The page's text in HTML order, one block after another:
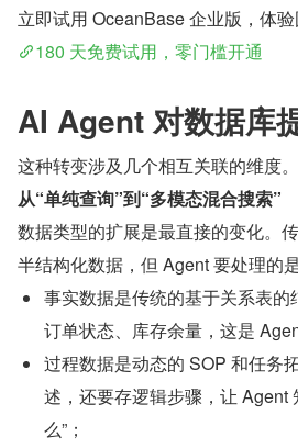
立即试用 OceanBase 企业版，体
180 天免费试用，零门槛开通
AI Agent 对数据库
这种转变涉及几个相互关联的维度。
从“单纯查询”到“多模态混合搜索”
数据类型的扩展是最直接的变化。
半结构化数据，但 Agent 要处理的
事实数据是传统的基于关系表
订单状态、库存余量，这是
过程数据是动态的 SOP 和任务
述，还要存逻辑步骤，让 Agent
么”；